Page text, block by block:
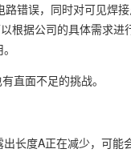
错误，同时对可见焊
根据公司的具体需求
直面不足的挑战。
长度A正在减少，可能